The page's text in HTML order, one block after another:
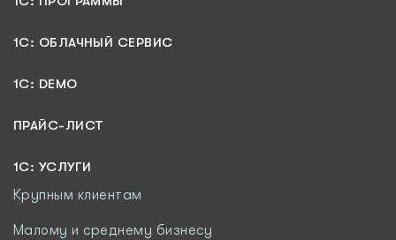
1C: ОБЛАЧНЫЙ СЕРВИС
1C: DEMO
ПРАЙС-ЛИСТ
1С: УСЛУГИ
Крупным клиентам
Малому и среднему бизнесу